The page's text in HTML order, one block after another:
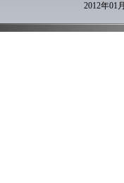
2012年01